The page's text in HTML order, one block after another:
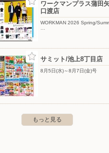
ドラッグセイムス 平間駅前店
〒211-0014 神奈川県川崎市中原区田尻町
間1F
ワークマンプラス蒲田
口渡店
WORKMAN 2026 Spring/
サミット/池上8丁目店
8月5日(水)～8月7日(金)号
もっと見る